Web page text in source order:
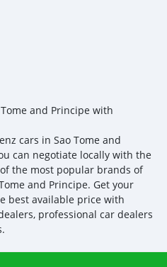
and Principe with
cars in Sao Tome and
can negotiate locally with the
the most popular brands of
and Principe. Get your
best available price with
professional car dealers